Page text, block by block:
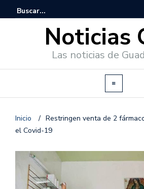
Noticias
Las noticias de
Inicio / Restringen venta de 2
el Covid-19